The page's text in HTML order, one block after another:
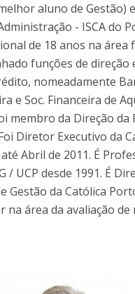
aluno de Gestão)
- ISCA do
de 18 anos na área
funções de direção
nomeadamente
e Soc. Financeira de
membro da Direção da
Diretor Executivo da
Abril de 2011. É
/ UCP desde 1991. É
Gestão da Católica
na área da avaliação de